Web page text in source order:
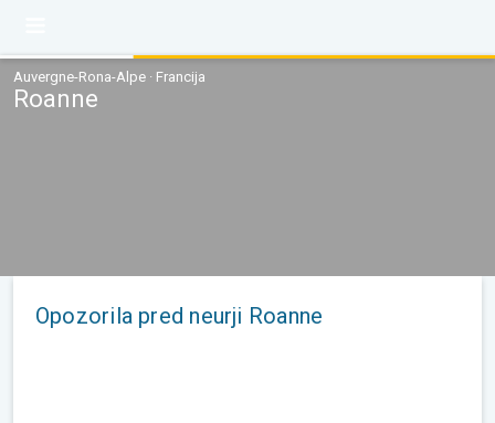
Auvergne-Rona-Alpe · Francija
Roanne
Opozorila pred neurji Roanne